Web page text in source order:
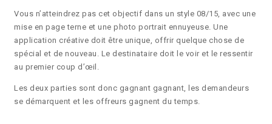
Vous n’atteindrez pas cet objectif dans un style 08/15, avec une
mise en page terne et une photo portrait ennuyeuse. Une
application créative doit être unique, offrir quelque chose de
spécial et de nouveau. Le destinataire doit le voir et le ressentir
au premier coup d’œil.
Les deux parties sont donc gagnant gagnant, les demandeurs
se démarquent et les offreurs gagnent du temps.